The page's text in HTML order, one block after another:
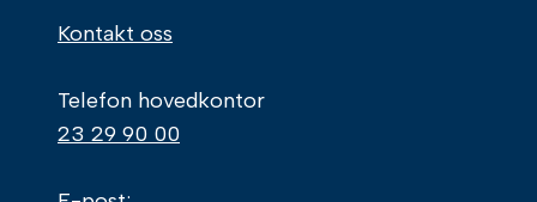
Kontakt oss
Telefon hovedkontor
23 29 90 00